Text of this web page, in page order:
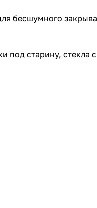
бесшумного
под старину, стекла